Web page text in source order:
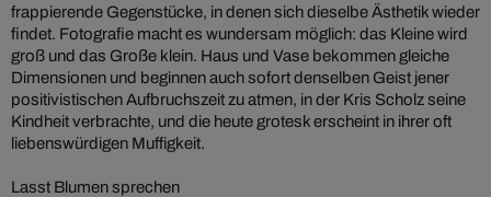
frappierende Gegenstücke, in denen sich dieselbe Ästhetik wieder
findet. Fotografie macht es wundersam möglich: das Kleine wird
groß und das Große klein. Haus und Vase bekommen gleiche
Dimensionen und beginnen auch sofort denselben Geist jener
positivistischen Aufbruchszeit zu atmen, in der Kris Scholz seine
Kindheit verbrachte, und die heute grotesk erscheint in ihrer oft
liebenswürdigen Muffigkeit.
Lasst Blumen sprechen